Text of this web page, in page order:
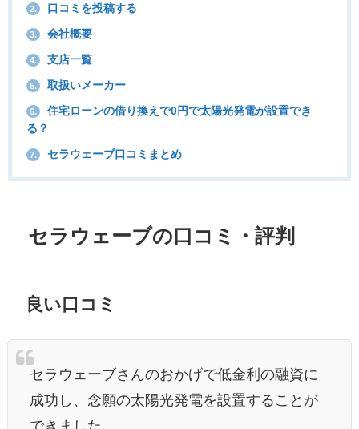
2. 口コミを投稿する
3. 会社概要
4. 支店一覧
5. 取扱いメーカー
6.
住宅ローンの借り換えで0円で太陽光発電が設置でき
る？
7. セラウェーブ口コミまとめ
セラウェーブの口コミ・評判
良い口コミ
セラウェーブさんのおかげで低金利の融資に
成功し、念願の太陽光発電を設置することが
できました